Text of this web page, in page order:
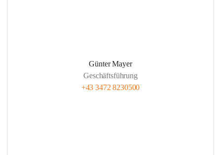
Günter Mayer
Geschäftsführung
+43 3472 8230500